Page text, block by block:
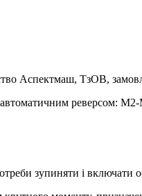
Аспектмаш, ТзОВ,
автоматичним реверсом:
зупиняти і